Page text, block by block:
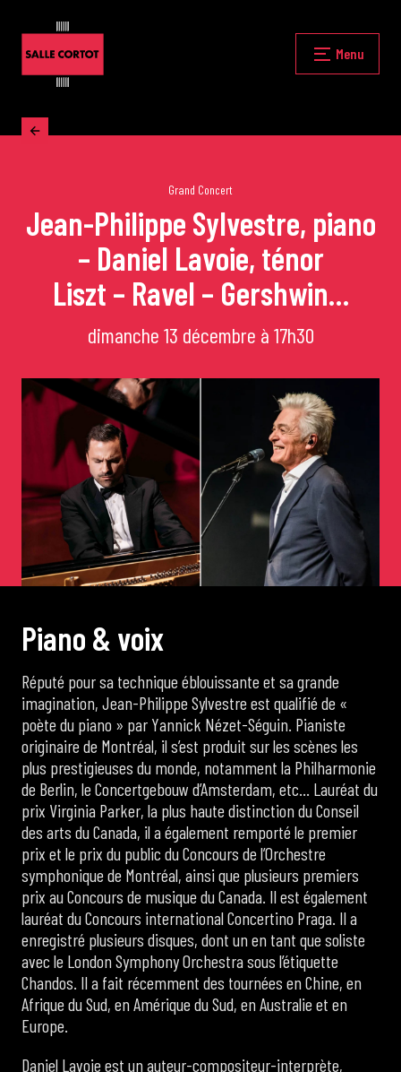
Fermer
Accueil
La programmation
Les grands concerts
Les Masterclasses
Les Rencontres Musicales
de Cortot
Concerts de midi et demi
Scolaires / Pass Culture
La salle
L’événementiel
Les contacts
Menu
Grand Concert
Jean-Philippe Sylvestre, piano
– Daniel Lavoie, ténor
Liszt – Ravel – Gershwin…
dimanche 13 décembre à 17h30
Piano & voix
Réputé pour sa technique éblouissante et sa grande
imagination, Jean-Philippe Sylvestre est qualifié de «
poète du piano » par Yannick Nézet-Séguin. Pianiste
originaire de Montréal, il s’est produit sur les scènes les
plus prestigieuses du monde, notamment la Philharmonie
de Berlin, le Concertgebouw d’Amsterdam, etc… Lauréat du
prix Virginia Parker, la plus haute distinction du Conseil
des arts du Canada, il a également remporté le premier
prix et le prix du public du Concours de l’Orchestre
symphonique de Montréal, ainsi que plusieurs premiers
prix au Concours de musique du Canada. Il est également
lauréat du Concours international Concertino Praga. Il a
enregistré plusieurs disques, dont un en tant que soliste
avec le London Symphony Orchestra sous l’étiquette
Chandos. Il a fait récemment des tournées en Chine, en
Afrique du Sud, en Amérique du Sud, en Australie et en
Europe.
Daniel Lavoie est un auteur-compositeur-interprète,